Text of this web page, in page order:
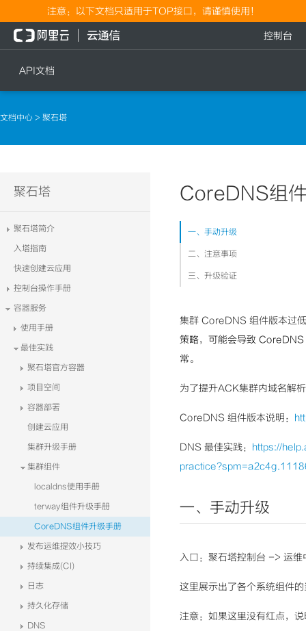
注意：以下文档只适用于TOP接口，请谨慎使用！
API文档
流量充值档位查询
控制台
文档中心 > 聚石塔
聚石塔
聚石塔简介
入塔指南
快速创建云应用
控制台操作手册
容器服务
使用手册
最佳实践
聚石塔官方容器
项目空间
容器部署
创建云应用
集群升级手册
集群组件
localdns使用手册
terway组件升级手册
CoreDNS组件升级手册
发布运维提效小技巧
持续集成(CI)
日志
持久化存储
DNS
CoreDNS组
一、手动升级
二、注意事项
三、升级验证
集群 CoreDNS 组件版本过
策略，可能会导致
常。
为了提升ACK集群内域名解
CoreDNS 组件版本说明：
DNS 最佳实践： https://
一、手动升级
入口：聚石塔控制台 -> 运
这里展示出了各个系统组件
注意：如果这里没有红点，